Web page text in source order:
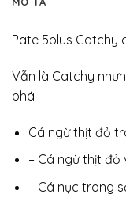
Pate 5plus Catchy
Vẫn là Catchy
phá
Cá ngừ thịt đỏ
– Cá ngừ thịt đỏ
– Cá nục trong